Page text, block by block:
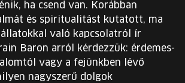
ha csend van. Korábban
és spiritualitást kutatott, ma
való kapcsolatról ír
Baron arról kérdezzük: érdemes-
vagy a fejünkben lévő
nagyszerű dolgok